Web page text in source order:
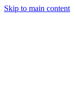
Skip to main content